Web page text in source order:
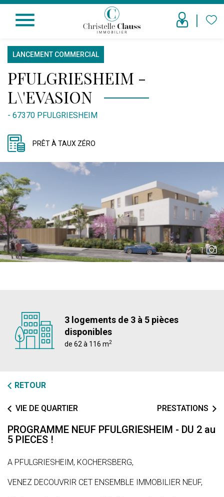
menu
LANCEMENT COMMERCIAL
PFULGRIESHEIM -
L\'EVASION
- 67370 PFULGRIESHEIM
PRÊT À TAUX ZÉRO
1
3 logements de 3 à 5 pièces
disponibles
de 62 à 116 m2
RETOUR
VIE DE QUARTIER PRESTATIONS
PROGRAMME NEUF PFULGRIESHEIM - DU 2 au
5 PIECES !
A PFULGRIESHEIM, KOCHERSBERG,
VENEZ DECOUVRIR CET ENSEMBLE IMMOBILIER NEUF,